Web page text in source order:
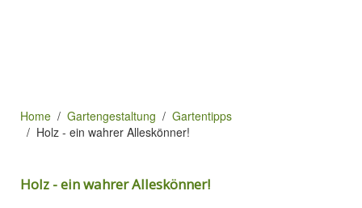
Home Gartengestaltung
Gartentipps
Holz - ein wahrer Alleskönner!
Holz - ein wahrer Alleskönner!